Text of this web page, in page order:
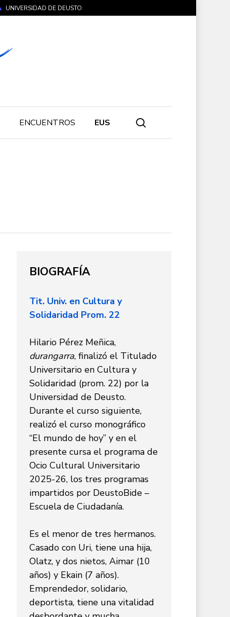
UNIVERSIDAD DE DEUSTO
ENCUENTROS EUS
BIOGRAFÍA
Tit. Univ. en Cultura y
Solidaridad Prom. 22
Hilario Pérez Meñica,
durangarra, finalizó el Titulado
Universitario en Cultura y
Solidaridad (prom. 22) por la
Universidad de Deusto.
Durante el curso siguiente,
realizó el curso monográfico
“El mundo de hoy” y en el
presente cursa el programa de
Ocio Cultural Universitario
2025-26, los tres programas
impartidos por DeustoBide –
Escuela de Ciudadanía.
Es el menor de tres hermanos.
Casado con Uri, tiene una hija,
Olatz, y dos nietos, Aimar (10
años) y Ekain (7 años).
Emprendedor, solidario,
deportista, tiene una vitalidad